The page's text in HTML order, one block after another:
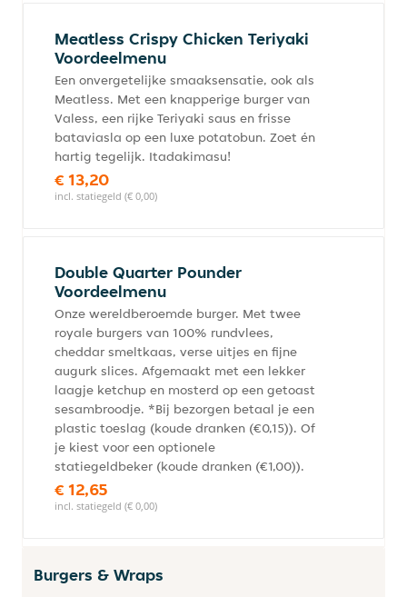
Meatless Crispy Chicken Teriyaki
Voordeelmenu
Een onvergetelijke smaaksensatie, ook als
Meatless. Met een knapperige burger van
Valess, een rijke Teriyaki saus en frisse
bataviasla op een luxe potatobun. Zoet én
hartig tegelijk. Itadakimasu!
€ 13,20
incl. statiegeld (€ 0,00)
Double Quarter Pounder
Voordeelmenu
Onze wereldberoemde burger. Met twee
royale burgers van 100% rundvlees,
cheddar smeltkaas, verse uitjes en fijne
augurk slices. Afgemaakt met een lekker
laagje ketchup en mosterd op een getoast
sesambroodje. *Bij bezorgen betaal je een
plastic toeslag (koude dranken (€0,15)). Of
je kiest voor een optionele
statiegeldbeker (koude dranken (€1,00)).
€ 12,65
incl. statiegeld (€ 0,00)
Burgers & Wraps